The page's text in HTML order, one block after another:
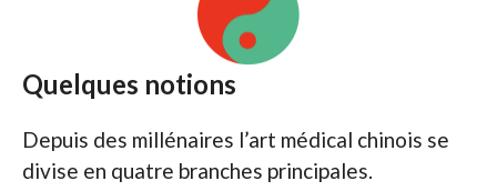
Quelques notions
Depuis des millénaires l’art médical chinois se
divise en quatre branches principales.